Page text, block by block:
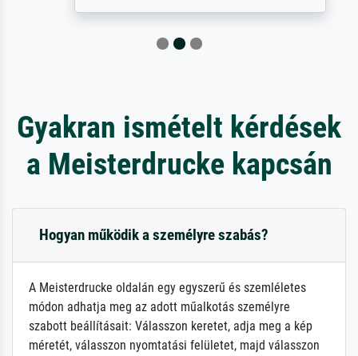
Gyakran ismételt kérdések
a Meisterdrucke kapcsán
Hogyan működik a személyre szabás?
A Meisterdrucke oldalán egy egyszerű és szemléletes
módon adhatja meg az adott műalkotás személyre
szabott beállításait: Válasszon keretet, adja meg a kép
méretét, válasszon nyomtatási felületet, majd válasszon